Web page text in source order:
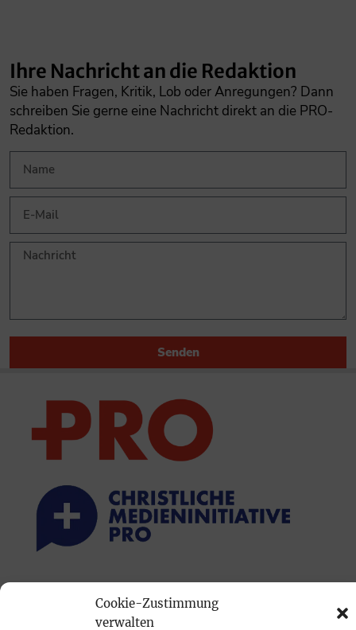
Cookie-Zustimmung
verwalten
Ihre Nachricht an die Redaktion
Sie haben Fragen, Kritik, Lob oder Anregungen? Dann
schreiben Sie gerne eine Nachricht direkt an die PRO-
Redaktion.
Senden
Mediadaten